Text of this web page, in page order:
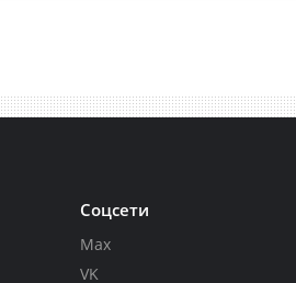
Соцсети
Max
VK